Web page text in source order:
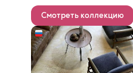
Смотреть коллекцию